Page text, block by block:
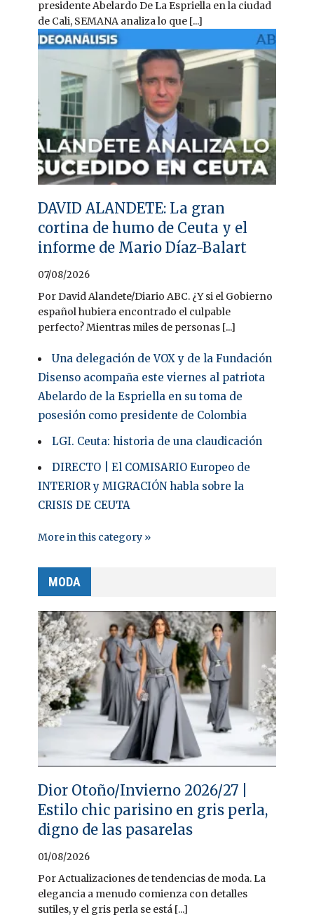
presidente Abelardo De La Espriella en la ciudad
de Cali, SEMANA analiza lo que [...]
DAVID ALANDETE: La gran
cortina de humo de Ceuta y el
informe de Mario Díaz-Balart
07/08/2026
Por David Alandete/Diario ABC. ¿Y si el Gobierno
español hubiera encontrado el culpable
perfecto? Mientras miles de personas [...]
Una delegación de VOX y de la Fundación
Disenso acompaña este viernes al patriota
Abelardo de la Espriella en su toma de
posesión como presidente de Colombia
LGI. Ceuta: historia de una claudicación
DIRECTO | El COMISARIO Europeo de
INTERIOR y MIGRACIÓN habla sobre la
CRISIS DE CEUTA
More in this category »
MODA
Dior Otoño/Invierno 2026/27 |
Estilo chic parisino en gris perla,
digno de las pasarelas
01/08/2026
Por Actualizaciones de tendencias de moda. La
elegancia a menudo comienza con detalles
sutiles, y el gris perla se está [...]